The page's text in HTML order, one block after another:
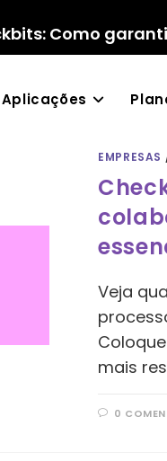
Como
Aplicações
EMPRESAS
Veja
mais
0